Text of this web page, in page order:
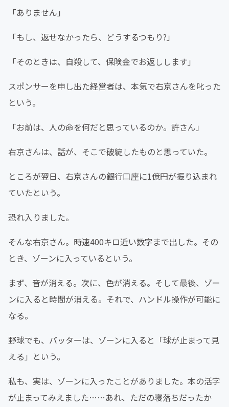
「ありません」
「もし、返せなかったら、どうするつもり?」
「そのときは、自殺して、保険金でお返しします」
スポンサーを申し出た経営者は、本気で右京さんを叱った
という。
「お前は、人の命を何だと思っているのか。許さん」
右京さんは、話が、そこで破綻したものと思っていた。
ところが翌日、右京さんの銀行口座に1億円が振り込まれ
ていたという。
恐れ入りました。
そんな右京さん。時速400キロ近い数字まで出した。その
とき、ゾーンに入っているという。
まず、音が消える。次に、色が消える。そして最後、ゾー
ンに入ると時間が消える。それで、ハンドル操作が可能に
なる。
野球でも、バッターは、ゾーンに入ると「球が止まって見
える」という。
私も、実は、ゾーンに入ったことがありました。本の活字
が止まってみえました……あれ、ただの寝落ちだったか